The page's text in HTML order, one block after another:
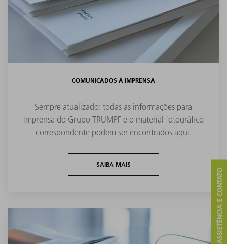
COMUNICADOS À IMPRENSA
Sempre atualizado: todas as informações para
imprensa do Grupo TRUMPF e o material fotográfico
correspondente podem ser encontrados aqui.
SAIBA MAIS
ASSISTÊNCIA E CONTATO